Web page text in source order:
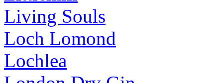
Living Souls
Loch Lomond
Lochlea